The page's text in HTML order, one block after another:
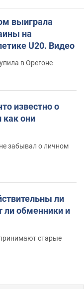
выиграла
на
U20. Видео
в Орегоне
известно о
как они
забывал о личном
ли
ли обменники и
старые